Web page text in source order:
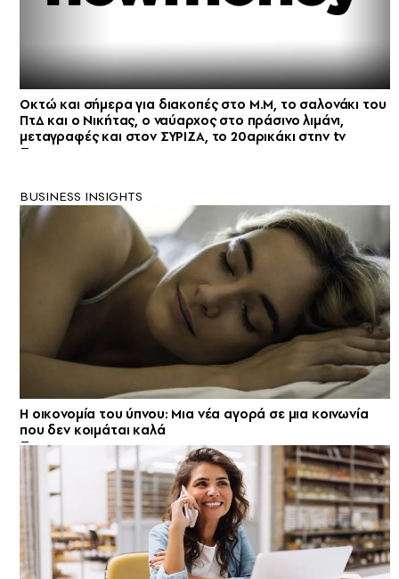
Οκτώ και σήμερα για διακοπές στο Μ.Μ, το σαλονάκι του
ΠτΔ και ο Νικήτας, ο ναύαρχος στο πράσινο λιμάνι,
μεταγραφές και στον ΣΥΡΙΖΑ, το 20αρικάκι στην tv
BUSINESS INSIGHTS
Η οικονομία του ύπνου: Μια νέα αγορά σε μια κοινωνία
που δεν κοιμάται καλά